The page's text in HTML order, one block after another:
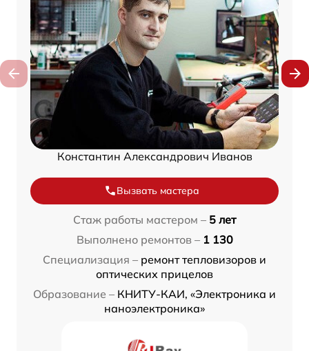
Константин Александрович Иванов
Вызвать мастера
Стаж работы мастером – 5 лет
Выполнено ремонтов – 1 130
Специализация – ремонт тепловизоров и
оптических прицелов
Образование – КНИТУ-КАИ, «Электроника и
наноэлектроника»